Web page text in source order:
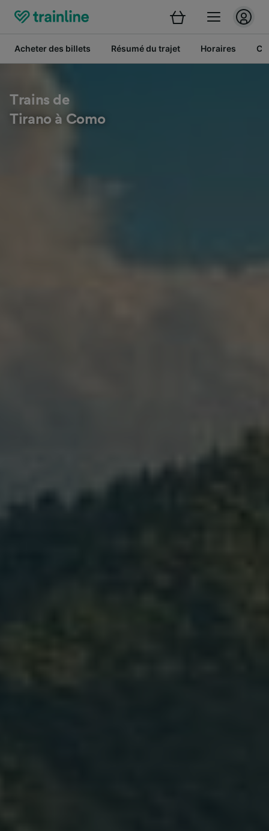
Acheter des billets Résumé du trajet Horaires
Trains de
Tirano à Como